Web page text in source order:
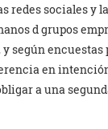
redes sociales y
d grupos
según encuestas
en
a una